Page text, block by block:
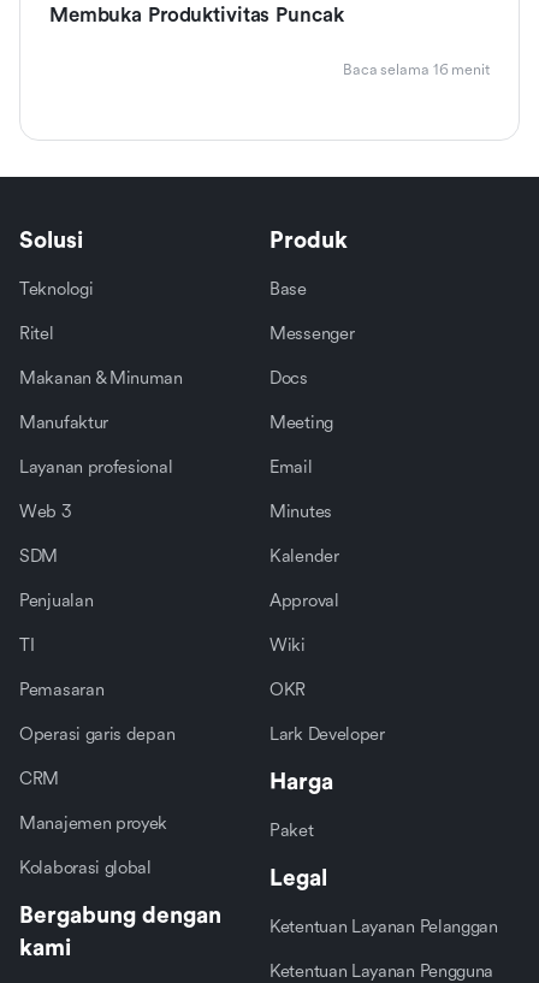
Membuka Produktivitas Puncak
Baca selama 16 menit
Solusi
Teknologi
Ritel
Makanan & Minuman
Manufaktur
Layanan profesional
Web 3
SDM
Penjualan
TI
Pemasaran
Operasi garis depan
CRM
Manajemen proyek
Kolaborasi global
Bergabung dengan
kami
Produk
Base
Messenger
Docs
Meeting
Email
Minutes
Kalender
Approval
Wiki
OKR
Lark Developer
Harga
Paket
Legal
Ketentuan Layanan Pelanggan
Ketentuan Layanan Pengguna